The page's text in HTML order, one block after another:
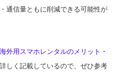
通信量ともに削減できる可能性が
海外用スマホレンタルのメリット・
しく記載しているので、ぜひ参考